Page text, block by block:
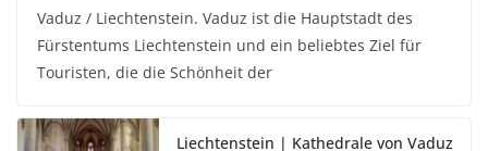
Vaduz / Liechtenstein. Vaduz ist die Hauptstadt des
Fürstentums Liechtenstein und ein beliebtes Ziel für
Touristen, die die Schönheit der
Liechtenstein | Kathedrale von Vaduz